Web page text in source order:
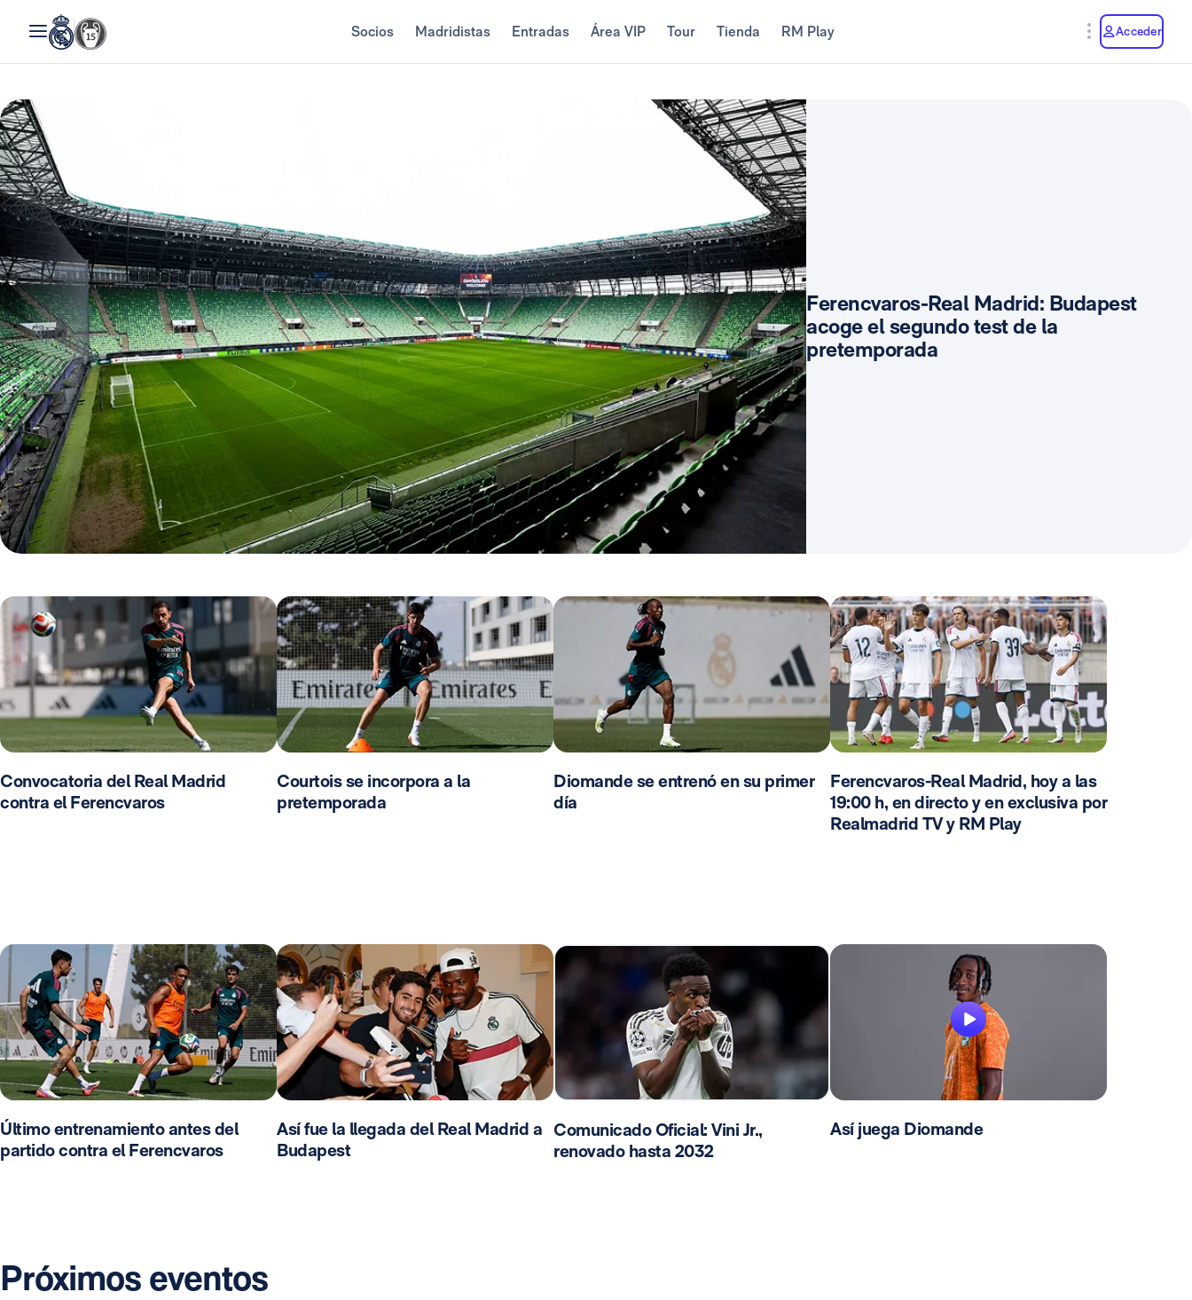
Socios Madridistas Entradas Área VIP Tour Tienda RM Play Acceder
Ferencvaros-Real Madrid: Budapest
acoge el segundo test de la
pretemporada
Convocatoria del Real Madrid
contra el Ferencvaros
Courtois se incorpora a la
pretemporada
Diomande se entrenó en su primer
día
Ferencvaros-Real Madrid, hoy a las
19:00 h, en directo y en exclusiva por
Realmadrid TV y RM Play
Último entrenamiento antes del
partido contra el Ferencvaros
Así fue la llegada del Real Madrid a
Budapest
Comunicado Oficial: Vini Jr.,
renovado hasta 2032
Así juega Diomande
Próximos eventos